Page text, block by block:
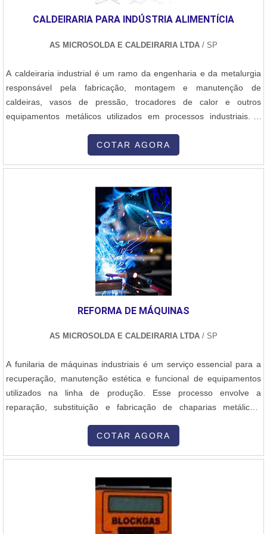
Horizonte, capital de Minas Gerais, a companhia é popular por
referência de mercado em serviços de soldagens em PEAD e PP,
através dos métodos de eletrofusão e termofusão. A empresa
também realiza a locação de equipamentos, suprindo todas as
CALDEIRARIA PARA INDÚSTRIA ALIMENTÍCIA
AS MICROSOLDA E CALDEIRARIA LTDA / SP
A caldeiraria industrial é um ramo da engenharia e da metalurgia
responsável pela fabricação, montagem e manutenção de
caldeiras, vasos de pressão, trocadores de calor e outros
equipamentos metálicos utilizados em processos industriais. A
de grande porte, que exigem alta precisão no corte, soldagem,
Caldeiraria A caldeiraria industrial tem como objetivo principal a
construção e a manutenção de equipamentos que desempenham
funções essenciais em diversas indústrias, como a petroquímica,
siderurgia, geração de energia, naval, química, entre outras. Esses
equipamentos são responsáveis por processos que envolvem a
troca de calor, armazenamento de líquidos ou gases sob alta
pressão, e condução de fluidos em temperaturas e pressões
combustíveis ou através de processos industriais, com aplicações
na geração de energia ou em sistemas de aquecimento. Vasos de
temperaturas, como os utilizados em indústrias químicas e
petroquímicas. Trocadores de Calor: Equipamentos que permitem
a transferência de calor entre dois ou mais fluidos sem que haja
mistura entre eles, utilizados em diversos setores industriais.
também produzem grandes estruturas metálicas que suportam ou
acomodam esses equipamentos, como plataformas e bases. 3.
Processos Envolvidos A caldeiraria envolve várias etapas de
fabricação, é feito um detalhado projeto estrutural e de engenharia,
com cálculos de resistência dos materiais e de pressão para
garantir a segurança e a eficiência do equipamento. Corte de
Materiais: Utilizam-se diversos processos, como corte a plasma, a
COTAR AGORA
REFORMA DE MÁQUINAS
AS MICROSOLDA E CALDEIRARIA LTDA / SP
A funilaria de máquinas industriais é um serviço essencial para a
recuperação, manutenção estética e funcional de equipamentos
utilizados na linha de produção. Esse processo envolve a
reparação, substituição e fabricação de chaparias metálicas,
O trabalho começa com uma avaliação detalhada do estado da
desmonte controlado das peças danificadas, fazendo o reparo ou
substituição por componentes novos, fabricados sob medida em
aço carbono, inox ou alumínio, conforme a necessidade do projeto.
Utilizamos técnicas de corte, dobra, solda e acabamento,
COTAR AGORA